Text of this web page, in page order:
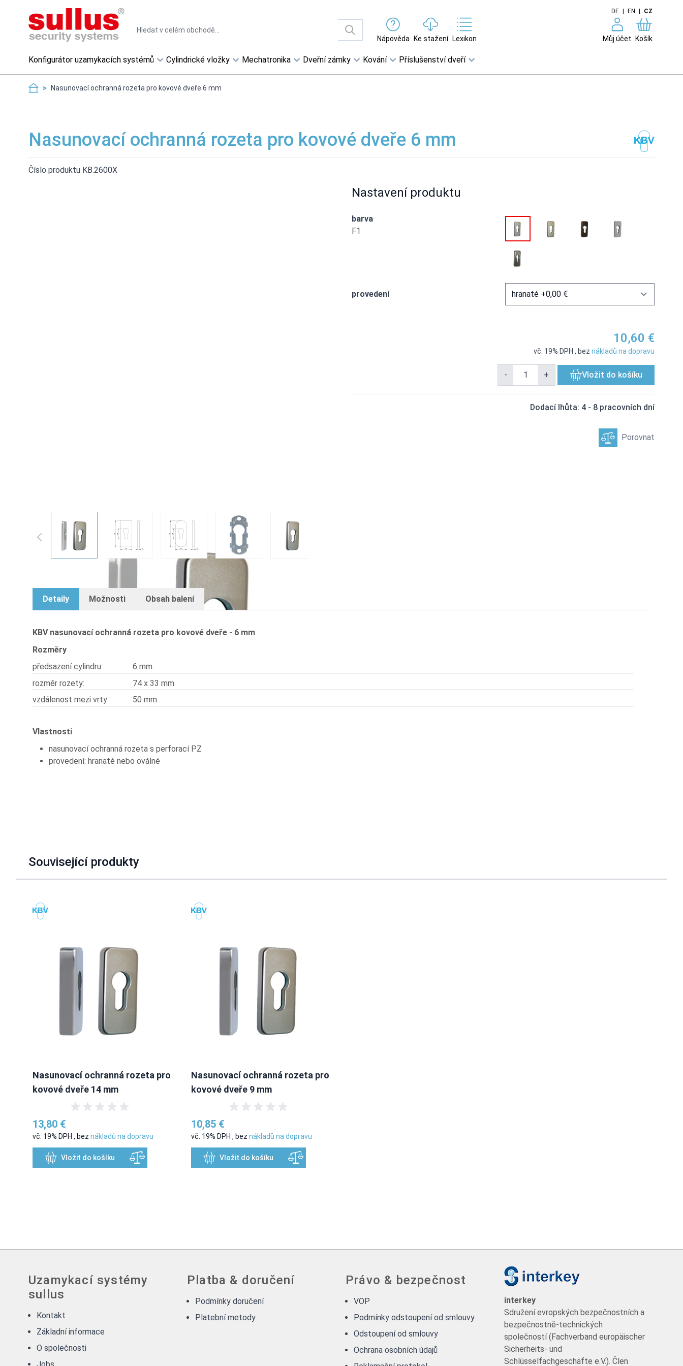
DE EN CZ
Nápověda
Ke stažení Lexikon Můj účet Košík
Konfigurátor uzamykacích systémů Cylindrické vložky Mechatronika Dveřní zámky Kování Příslušenství dveří
> Nasunovací ochranná rozeta pro kovové dveře 6 mm
Nasunovací ochranná rozeta pro kovové dveře 6 mm
Číslo produktu KB.2600X
View larger imageView larger image
Nastavení produktu
barva
F1
provedení
10,60 €
vč. 19% DPH , bez nákladů na dopravu
- + Vložit do košíku
Dodací lhůta: 4 - 8 pracovních dní
Porovnat
Detaily Možnosti Obsah balení
KBV nasunovací ochranná rozeta pro kovové dveře - 6 mm
Rozměry
předsazení cylindru:
6 mm
rozměr rozety:
74 x 33 mm
vzdálenost mezi vrty:
50 mm
Vlastnosti
nasunovací ochranná rozeta s perforací PZ
provedení: hranaté nebo oválné
Související produkty
Nasunovací ochranná rozeta pro
kovové dveře 14 mm
13,80 €
vč. 19% DPH , bez nákladů na dopravu
Vložit do košíku
Nasunovací ochranná rozeta pro
kovové dveře 9 mm
10,85 €
vč. 19% DPH , bez nákladů na dopravu
Vložit do košíku
Uzamykací systémy
sullus
Kontakt
Základní informace
O společnosti
Platba & doručení
Podmínky doručení
Platební metody
Právo & bezpečnost
VOP
Podmínky odstoupení od smlouvy
Odstoupení od smlouvy
Ochrana osobních údajů
interkey
Sdružení evropských bezpečnostních a
bezpečnostně-technických
společností (Fachverband europäischer
Sicherheits- und
Schlüsselfachgeschäfte e.V.). Člen